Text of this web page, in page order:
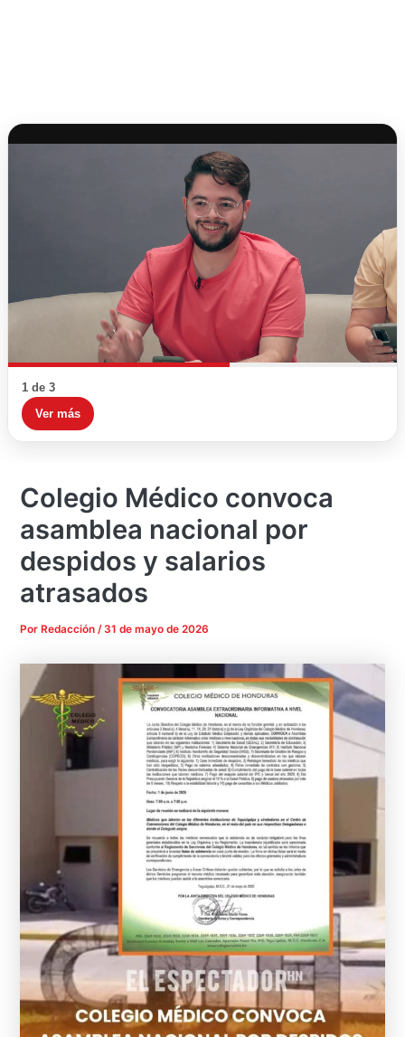
1 de 3
Ver más
Colegio Médico convoca
asamblea nacional por
despidos y salarios
atrasados
Por Redacción/ 31 de mayo de 2026